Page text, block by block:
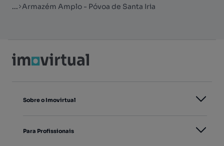
... Armazém Amplo - Póvoa de Santa Iria
Sobre o Imovirtual
Para Profissionais